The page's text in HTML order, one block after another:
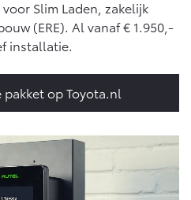
HYBRIDE
Vanaf € 35.495,-
Slim Laden, zakelijk
(ERE). Al vanaf € 1.950,-
installatie.
op Toyota.nl